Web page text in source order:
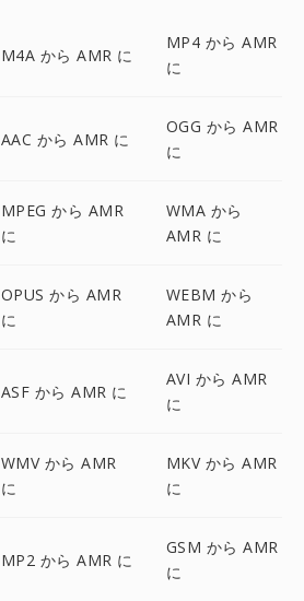
M4A から AMR に
MP4 から AMR
に
AAC から AMR に
OGG から AMR
に
MPEG から AMR
に
WMA から
AMR に
OPUS から AMR
に
WEBM から
AMR に
ASF から AMR に
AVI から AMR
に
WMV から AMR
に
MKV から AMR
に
MP2 から AMR に
GSM から AMR
に